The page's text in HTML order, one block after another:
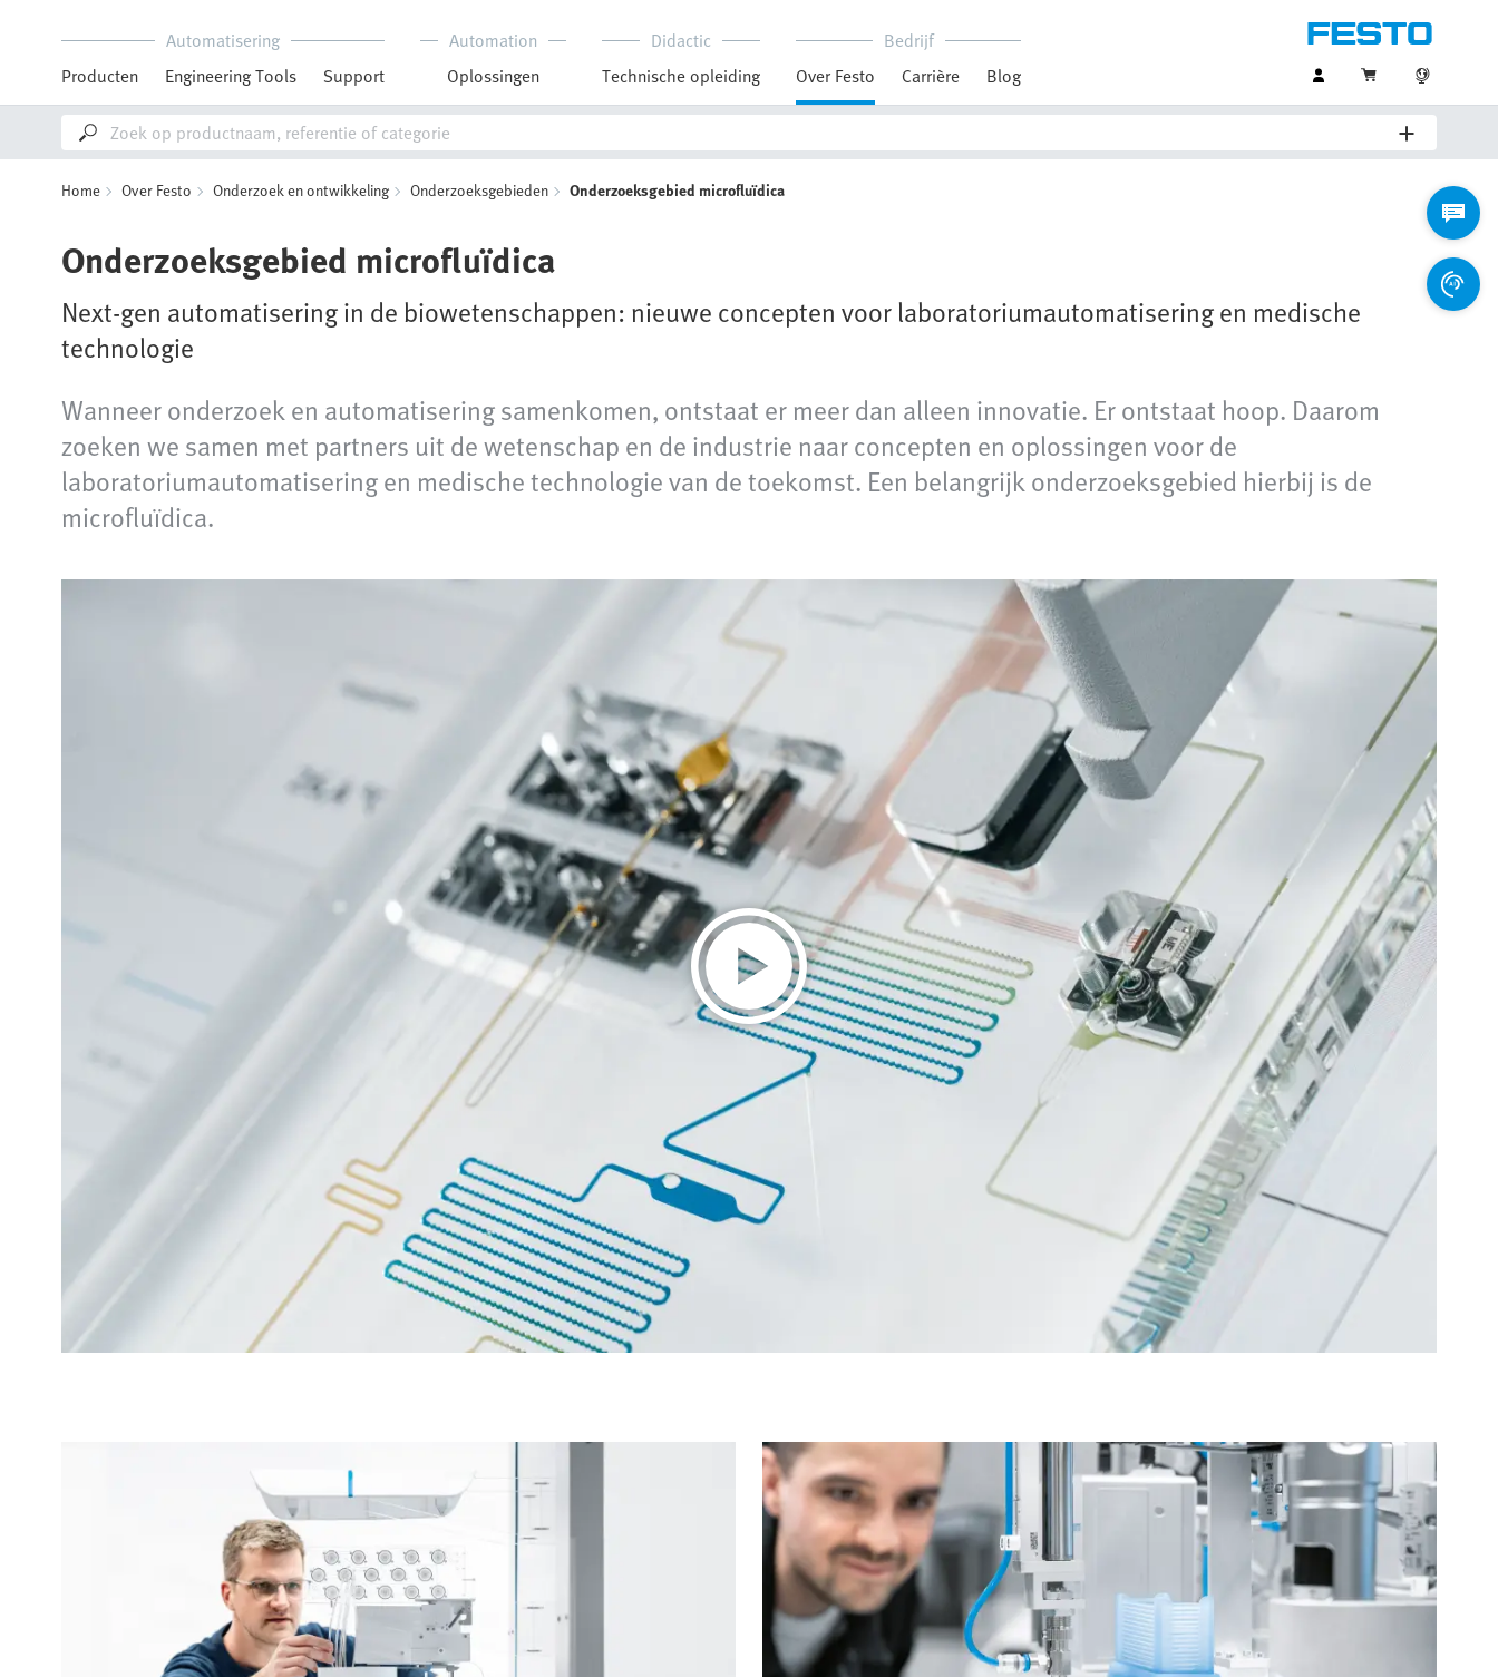
Automatisering
Producten
Engineering Tools Support
Automation
Oplossingen
Didactic
Technische opleiding
Bedrijf
Over Festo
Carrière Blog
Home Over Festo Onderzoek en ontwikkeling Onderzoeksgebieden Onderzoeksgebied microfluïdica
Onderzoeksgebied microfluïdica
Next-gen automatisering in de biowetenschappen: nieuwe concepten voor laboratoriumautomatisering en medische
technologie
Wanneer onderzoek en automatisering samenkomen, ontstaat er meer dan alleen innovatie. Er ontstaat hoop. Daarom
zoeken we samen met partners uit de wetenschap en de industrie naar concepten en oplossingen voor de
laboratoriumautomatisering en medische technologie van de toekomst. Een belangrijk onderzoeksgebied hierbij is de
microfluïdica.